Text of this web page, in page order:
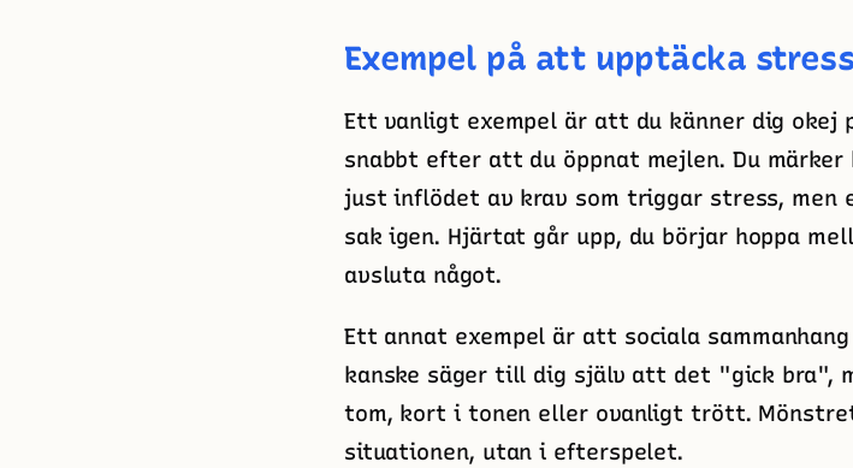
Exempel på att upptäcka
Ett vanligt exempel är att du känner dig okej
snabbt efter att du öppnat mejlen. Du
just inflödet av krav som triggar stress, men
sak igen. Hjärtat går upp, du börjar hoppa
avsluta något.
Ett annat exempel är att sociala
kanske säger till dig själv att det "gick bra",
tom, kort i tonen eller ovanligt trött.
situationen, utan i efterspelet.